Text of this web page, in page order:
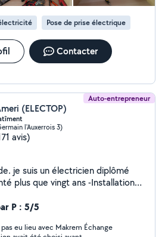
Pose de prise électrique
Contacter
Auto-entrepreneur
(ELECTOP)
l'Auxerrois 3)
avis)
je suis un électricien diplômé
plus que vingt ans -Installations
thermostats connectés.. -
électriques -branchement
,chouffeaux électriques.. -
P : 5/5